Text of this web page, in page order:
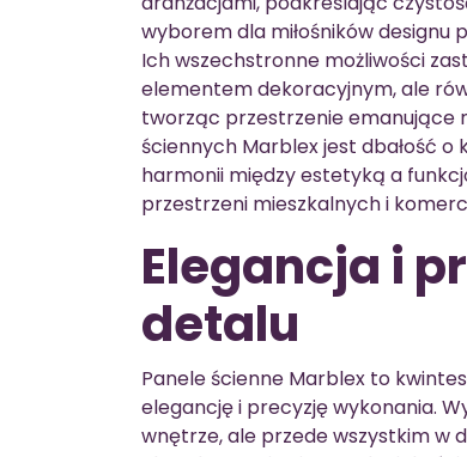
wyborem dla miłośników
Ich wszechstronne możliwości
elementem dekoracyjnym, ale
tworząc przestrzenie emanujące
ściennych Marblex jest dbałość
harmonii między estetyką a
przestrzeni mieszkalnych i
Elegancja i
detalu
Panele ścienne Marblex to
elegancję i precyzję wykonania.
wnętrze, ale przede wszystkim w